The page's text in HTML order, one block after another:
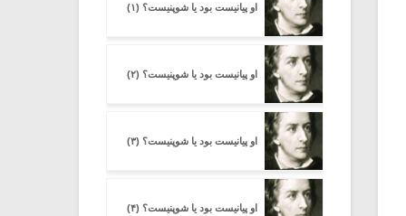
او پیانیست بود یا شوپنیست؟ (۱)
او پیانیست بود یا شوپنیست؟ (۲)
او پیانیست بود یا شوپنیست؟ (۳)
او پیانیست بود یا شوپنیست؟ (۴)